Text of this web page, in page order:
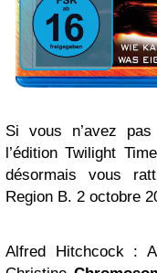
Si vous n’avez
l’édition Twilight
désormais vous
Region B. 2 octobre
Alfred Hitchcock :